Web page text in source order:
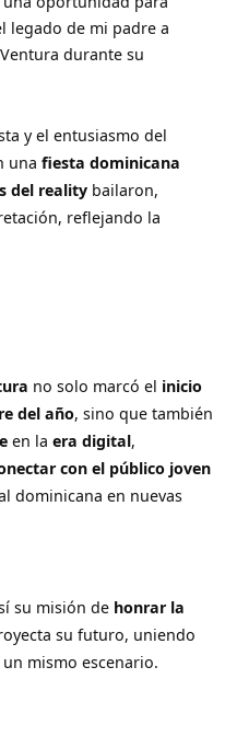
legado de mi padre a
durante su
y el entusiasmo del
una fiesta dominicana
del reality bailaron,
reflejando la
no solo marcó el inicio
del año, sino que también
en la era digital,
con el público joven
dominicana en nuevas
su misión de honrar la
su futuro, uniendo
mismo escenario.